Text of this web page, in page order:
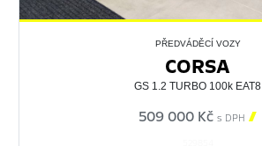
PŘEDVÁDĚCÍ VOZY
CORSA
GS 1.2 TURBO 100k EAT8
509 000 Kč s DPH 